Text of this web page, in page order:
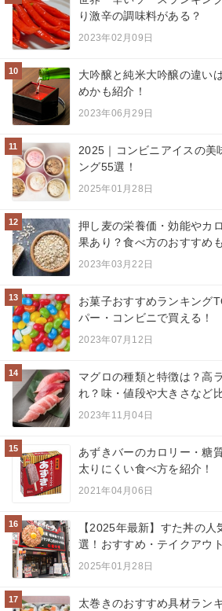
り激辛の調味料がある？
2023年02月09日
10
大吟醸と純米大吟醸の違い
めかも紹介！
2023年06月29日
11
2025｜コンビニアイスの美
ング55選！
2025年01月28日
12
押し麦の栄養価・効能やカ
果あり？食べ方のおすすめ
2023年03月22日
13
お菓子おすすめランキング
パー・コンビニで買える！
2023年07月12日
14
マグロの種類と特徴は？高
れ？味・値段や大きさなど
2023年11月04日
15
あずきバーのカロリー・糖
太りにくい食べ方を紹介！
2021年04月06日
16
【2025年最新】すた丼の
選！おすすめ・テイクアウ
2025年01月28日
17
太巻きのおすすめ具材ラン